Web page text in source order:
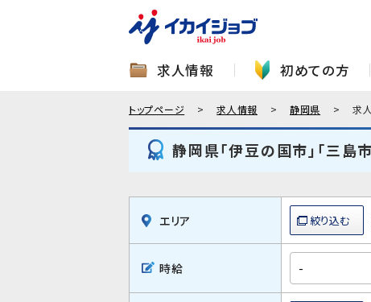
求人情報 初めての方
トップページ 求人情報 静岡県 求
静岡県「伊豆の国市」「三島
エリア
時給